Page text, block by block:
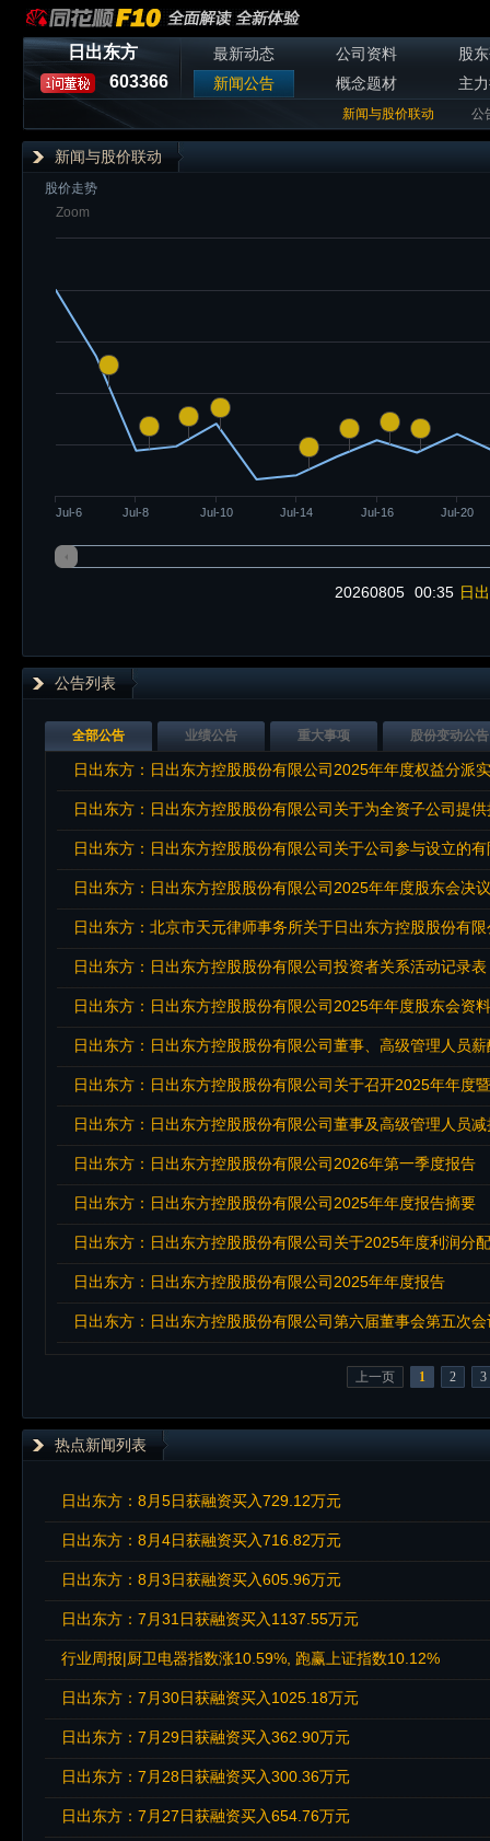
日出东方
603366
最新动态 公司资料
股
新闻公告
概念题材 主
新闻与股价联动 公
新闻与股价联动
股价走势
Zoom
Jul-6 Jul-8 Jul-10 Jul-14 Jul-16 Jul-20
20260805 00:35 日
公告列表
全部公告 业绩公告 重大事项 股份变动公告
日出东方：日出东方控股股份有限公司2025年年度权益分派
日出东方：日出东方控股股份有限公司关于为全资子公司提
日出东方：日出东方控股股份有限公司关于公司参与设立的
日出东方：日出东方控股股份有限公司2025年年度股东会决
日出东方：北京市天元律师事务所关于日出东方控股股份有
日出东方：日出东方控股股份有限公司投资者关系活动记录
日出东方：日出东方控股股份有限公司2025年年度股东会资料
日出东方：日出东方控股股份有限公司董事、高级管理人员
日出东方：日出东方控股股份有限公司关于召开2025年年度
日出东方：日出东方控股股份有限公司董事及高级管理人员
日出东方：日出东方控股股份有限公司2026年第一季度报告
日出东方：日出东方控股股份有限公司2025年年度报告摘要
日出东方：日出东方控股股份有限公司关于2025年度利润分
日出东方：日出东方控股股份有限公司2025年年度报告
日出东方：日出东方控股股份有限公司第六届董事会第五次
上一页 1 2 3
热点新闻列表
日出东方：8月5日获融资买入729.12万元
日出东方：8月4日获融资买入716.82万元
日出东方：8月3日获融资买入605.96万元
日出东方：7月31日获融资买入1137.55万元
行业周报|厨卫电器指数涨10.59%, 跑赢上证指数10.12%
日出东方：7月30日获融资买入1025.18万元
日出东方：7月29日获融资买入362.90万元
日出东方：7月28日获融资买入300.36万元
日出东方：7月27日获融资买入654.76万元